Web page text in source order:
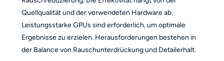
Quellqualität und der verwendeten Hardware ab.
Leistungsstarke GPUs sind erforderlich, um optimale
Ergebnisse zu erzielen. Herausforderungen bestehen in
der Balance von Rauschunterdrückung und Detailerhalt.